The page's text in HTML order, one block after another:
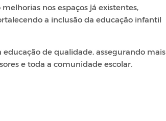
nos espaços já existentes,
a inclusão da educação infantil
de qualidade, assegurando mais
e toda a comunidade escolar.